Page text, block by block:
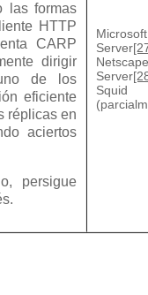
las formas
HTTP
CARP
dirigir
de los
eficiente
réplicas en
aciertos
persigue
Server
Server
Squid